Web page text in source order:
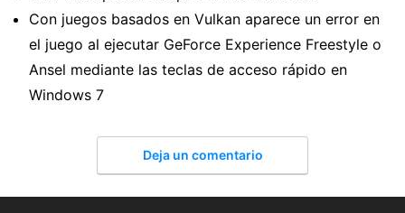
Con juegos basados en Vulkan aparece un error en
el juego al ejecutar GeForce Experience Freestyle o
Ansel mediante las teclas de acceso rápido en
Windows 7
Deja un comentario